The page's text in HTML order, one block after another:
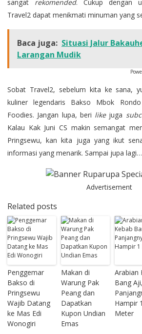
sangat rekomended. Cukup dengan
Travel2 dapat menikmati minuman yang
Baca juga: Situasi Jalur
Larangan Mudik
Sobat Travel2, sebelum kita ke sana,
kuliner legendaris Bakso Mbok
Foodies. Jangan lupa, beri likejuga
Kalau Kak Juni CS makin semangat
Pringsewu, kan kita juga yang ikut
informasi yang menarik. Sampai jupa
Advertisement
Related posts
Penggemar
Bakso di
Pringsewu
Wajib Datang
ke Mas Edi
Wonogiri
Makan di
Warung Pak
Peang dan
Dapatkan
Kupon Undian
Emas
Arabian
Bang Aji,
Hampir 1
Meter